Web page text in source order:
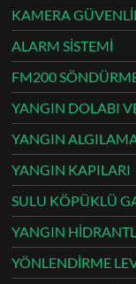
KAMERA
ALARM SİSTEMİ
FM200
YANGIN DOLABI
YANGIN
YANGIN KAPILARI
SULU KÖPÜKLÜ
YANGIN
YÖNLENDİRME